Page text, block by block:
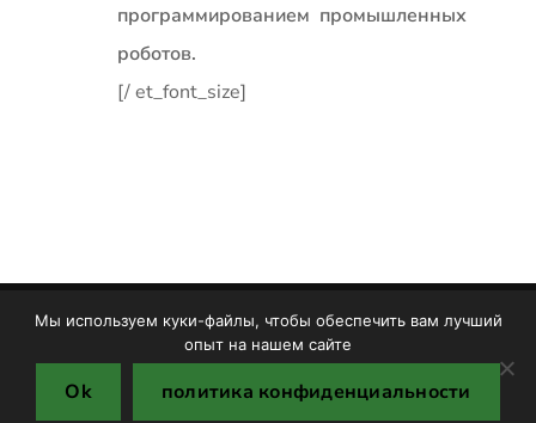
программированием промышленных
роботов.
[/ et_font_size]
Copyright © TMF S.R.L. 2025
Печенье
Политика конфиденциальности
Защита окружающей среды
Мы используем куки-файлы, чтобы обеспечить вам лучший
опыт на нашем сайте
Ok политика конфиденциальности